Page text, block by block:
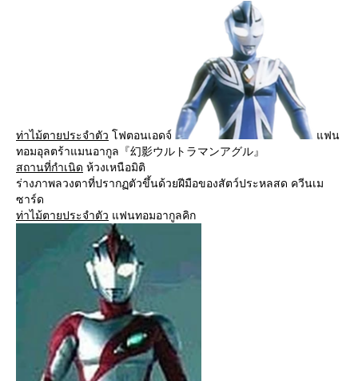
ท่าไม้ตายประจำตัว โฟตอนเอดจ์
แฟน
ทอมอุลตร้าแมนอากูล『幻影ウルトラマンアグル』
สถานที่กำเนิด ห้วงเหนือมิติ
ร่างภาพลวงตาที่ปรากฏตัวขึ้นด้วยฝีมือของสัตว์ประหลสด ควีนเม
ซาร์ด
ท่าไม้ตายประจำตัว แฟนทอมอากูลคิก